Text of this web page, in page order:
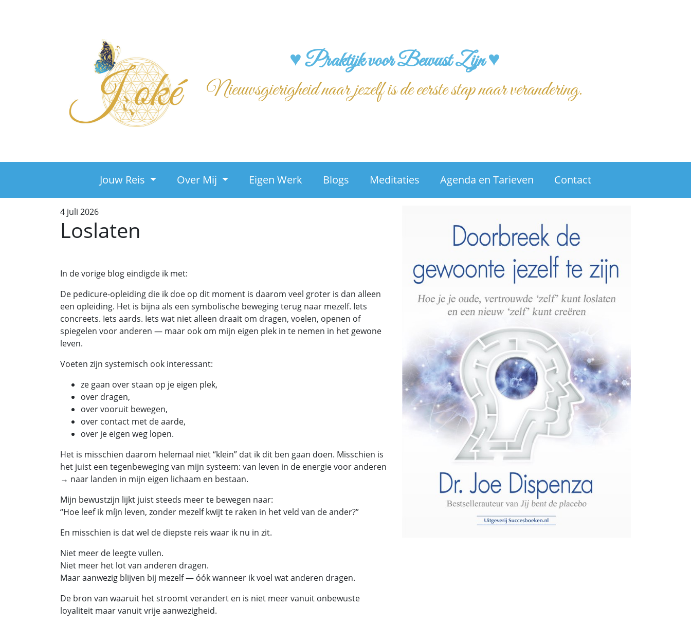
♥ Praktijk voor Bewust Zijn ♥
Nieuwsgierigheid naar jezelf is de eerste stap naar verandering.
Jouw Reis Over Mij Eigen Werk Blogs Meditaties Agenda en Tarieven Contact
4 juli 2026
Loslaten
In de vorige blog eindigde ik met:
De pedicure-opleiding die ik doe op dit moment is daarom veel groter is dan alleen
een opleiding. Het is bijna als een symbolische beweging terug naar mezelf. Iets
concreets. Iets aards. Iets wat niet alleen draait om dragen, voelen, openen of
spiegelen voor anderen — maar ook om mijn eigen plek in te nemen in het gewone
leven.
Voeten zijn systemisch ook interessant:
ze gaan over staan op je eigen plek,
over dragen,
over vooruit bewegen,
over contact met de aarde,
over je eigen weg lopen.
Het is misschien daarom helemaal niet “klein” dat ik dit ben gaan doen. Misschien is
het juist een tegenbeweging van mijn systeem: van leven in de energie voor anderen
→ naar landen in mijn eigen lichaam en bestaan.
Mijn bewustzijn lijkt juist steeds meer te bewegen naar:
“Hoe leef ik míjn leven, zonder mezelf kwijt te raken in het veld van de ander?”
En misschien is dat wel de diepste reis waar ik nu in zit.
Niet meer de leegte vullen.
Niet meer het lot van anderen dragen.
Maar aanwezig blijven bij mezelf — óók wanneer ik voel wat anderen dragen.
De bron van waaruit het stroomt verandert en is niet meer vanuit onbewuste
loyaliteit maar vanuit vrije aanwezigheid.